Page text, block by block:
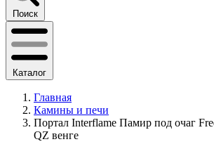
Поиск
Каталог
Главная
Камины и печи
Портал Interflame Памир под очаг
QZ венге